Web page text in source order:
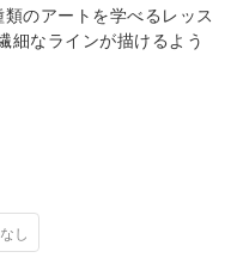
のアートを学べるレッス
細なラインが描けるよう
し